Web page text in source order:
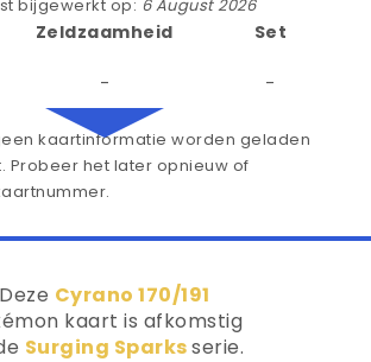
bijgewerkt op: 6 August 2026
Zeldzaamheid
-
Set
-
kaartinformatie worden geladen
Probeer het later opnieuw of
Deze Cyrano 170/191
kaart is afkomstig
Surging Sparksserie.